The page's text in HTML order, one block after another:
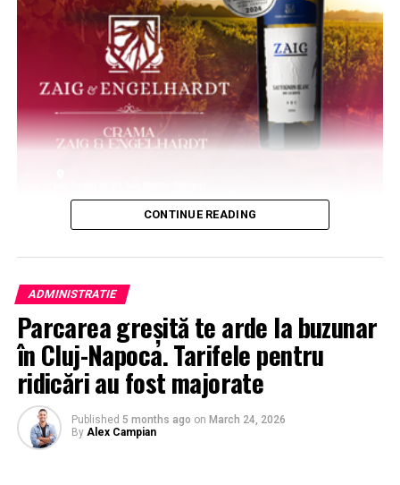
CONTINUE READING
ADMINISTRATIE
Parcarea greșită te arde la buzunar
în Cluj-Napoca. Tarifele pentru
ridicări au fost majorate
Published 5 months ago on March 24, 2026
By Alex Campian